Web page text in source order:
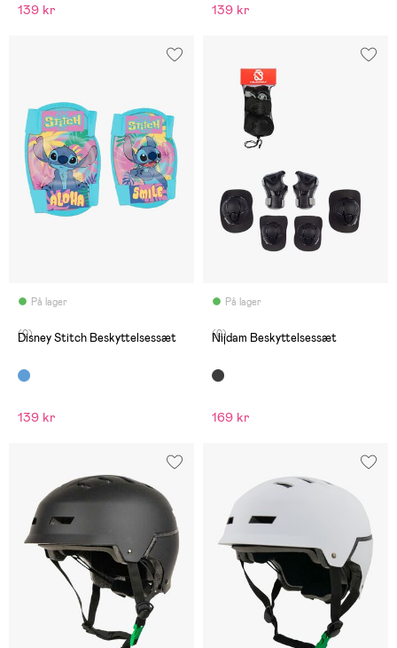
139 kr 139 kr
På lager
(0)
Disney Stitch Beskyttelsessæt
139 kr
På lager
(0)
Nijdam Beskyttelsessæt
169 kr